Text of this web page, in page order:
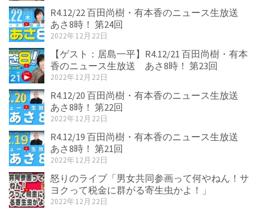
R4.12/22 百田尚樹・有本香のニュース生放送
あさ8時！ 第24回
2022年12月22日
【ゲスト：居島一平】R4.12/21 百田尚樹・有本
香のニュース生放送 あさ8時！ 第23回
2022年12月22日
R4.12/20 百田尚樹・有本香のニュース生放送
あさ8時！ 第22回
2022年12月22日
R4.12/19 百田尚樹・有本香のニュース生放送
あさ8時！ 第21回
2022年12月22日
怒りのライブ「男女共同参画って何やねん！サ
ヨクって税金に群がる寄生虫かよ！」
2022年12月22日